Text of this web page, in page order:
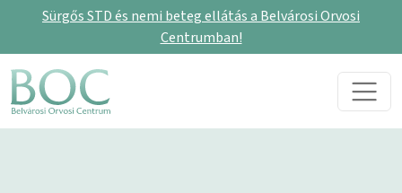
Sürgős STD és nemi beteg ellátás a Belvárosi Orvosi
Centrumban!
Skip to content
Main Navigation